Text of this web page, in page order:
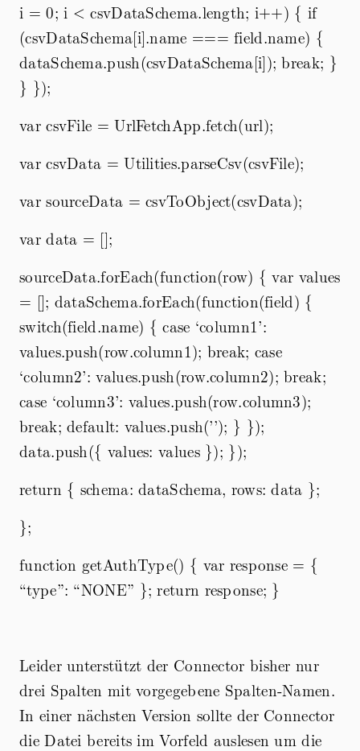
i = 0; i < csvDataSchema.length; i++) { if
(csvDataSchema[i].name === field.name) {
dataSchema.push(csvDataSchema[i]); break; }
} });
var csvFile = UrlFetchApp.fetch(url);
var csvData = Utilities.parseCsv(csvFile);
var sourceData = csvToObject(csvData);
var data = [];
sourceData.forEach(function(row) { var values
= []; dataSchema.forEach(function(field) {
switch(field.name) { case ‘column1’:
values.push(row.column1); break; case
‘column2’: values.push(row.column2); break;
case ‘column3’: values.push(row.column3);
break; default: values.push(’’); } });
data.push({ values: values }); });
return { schema: dataSchema, rows: data };
};
function getAuthType() { var response = {
“type”: “NONE” }; return response; }
Leider unterstützt der Connector bisher nur
drei Spalten mit vorgegebene Spalten-Namen.
In einer nächsten Version sollte der Connector
die Datei bereits im Vorfeld auslesen um die